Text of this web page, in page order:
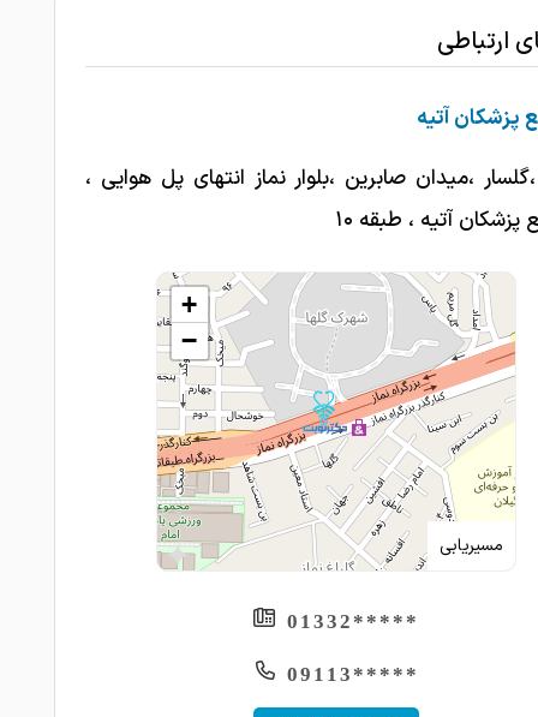
ارتباطی
پزشکان آتیه
،میدان صابرین ،بلوار نماز انتهای پل هوایی ،
آتیه ، طبقه ۱۰
مسیریابی
+
−
*****01332
*****09113